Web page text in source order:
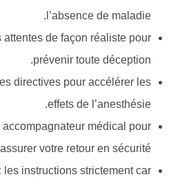
l’absence de maladie.
attentes de façon réaliste pour
prévenir toute déception.
directives pour accélérer les
effets de l’anesthésie.
accompagnateur médical pour
assurer votre retour en sécurité.
les instructions strictement car